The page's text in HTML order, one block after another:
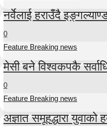
नर्वेलाई हराउँदै
0
Feature Breaking news
मेसी बने विश्वकपकै
0
Feature Breaking news
अज्ञात समूहद्धारा युवाको